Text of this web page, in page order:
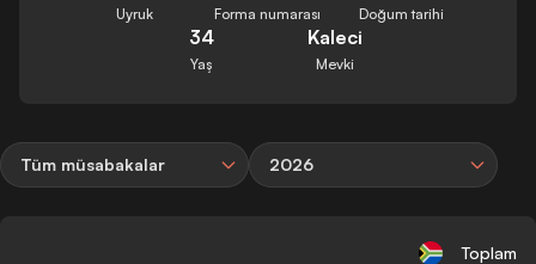
Uyruk Forma numarası Doğum tarihi
34
Yaş
Kaleci
Mevki
Tüm müsabakalar 2026
Toplam